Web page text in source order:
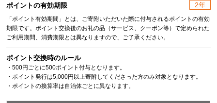
ポイントの有効期限 2年
「ポイント有効期間」とは、ご寄附いただいた際に付与されるポイントの有効
期限です。ポイント交換後のお礼の品（サービス、クーポン等）で定められた
ご利用期間、消費期限とは異なりますので、ご了承ください。
ポイント交換時のルール
・500円ごとに500ポイント付与となります。
・ポイント発行は5,000円以上寄附してくださった方のみ対象となります。
・ポイントの換算率は自治体ごとに異なります。